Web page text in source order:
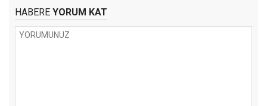
HABERE YORUM KAT